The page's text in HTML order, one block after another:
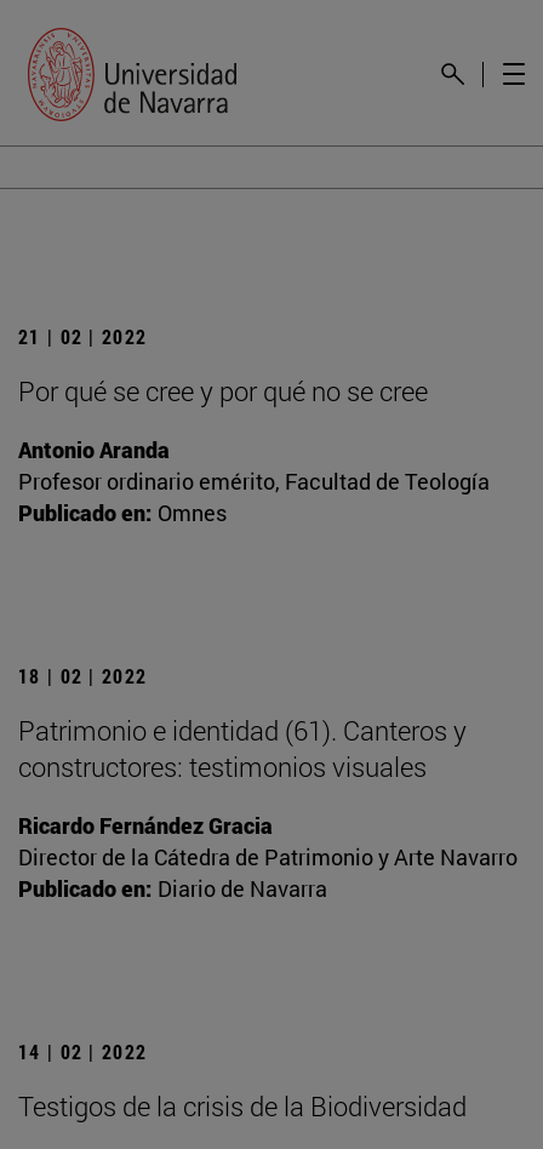
21 | 02 | 2022
Por qué se cree y por qué no se cree
Antonio Aranda
Profesor ordinario emérito, Facultad de Teología
Publicado en: Omnes
18 | 02 | 2022
Patrimonio e identidad (61). Canteros y
constructores: testimonios visuales
Ricardo Fernández Gracia
Director de la Cátedra de Patrimonio y Arte Navarro
Publicado en: Diario de Navarra
14 | 02 | 2022
Testigos de la crisis de la Biodiversidad